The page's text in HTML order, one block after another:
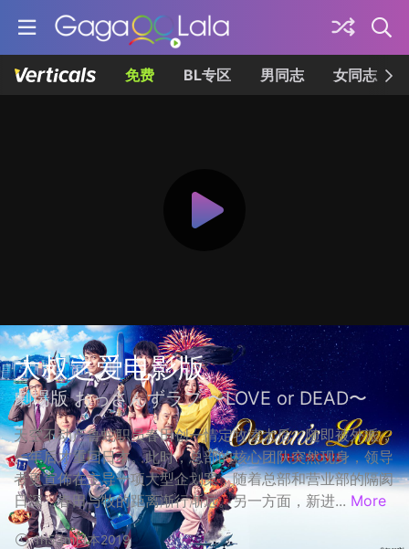
免费 BL专区 男同志 女同志
大叔之爱电影版
劇場版 おっさんずラブ 〜LOVE or DEAD〜
天空不动产鲁蛇职员春田创一情定牧凌太后，随即被外派，
一年后才重回日本。此时，总部的核心团队突然现身，领导
者更宣佈在主导一项大型企划案，随着总部和营业部的隔阂
日深，春田与牧的距离渐行渐远。另一方面，新进... More
1h53m日本2019